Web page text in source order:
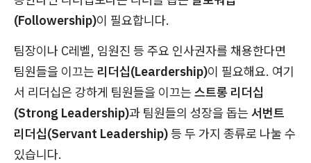
(Followership)이 필요합니다.
팀장이나 C레벨, 임원진 등 주요 인사권자를 채용한다면
팀원들을 이끄는 리더십(Leardership)이 필요해요. 여기
서 리더십은 강하게 팀원들을 이끄는 스트롱 리더십
(Strong Leadership)과 팀원들의 성장을 돕는 서번트
리더십(Servant Leadership)등 두 가지 종류로 나눌 수
있습니다.